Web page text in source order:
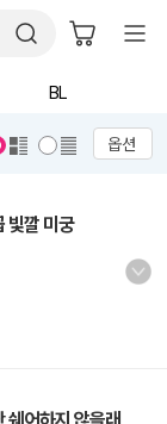
BL
옵션
깔 미궁